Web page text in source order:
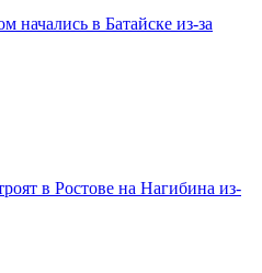
начались в Батайске из-за
в Ростове на Нагибина из-